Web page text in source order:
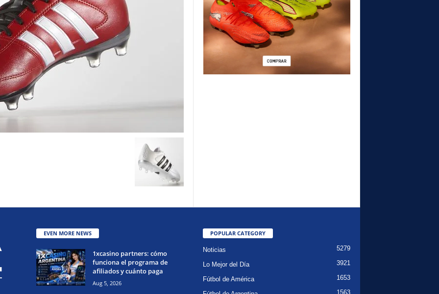
EVEN MORE NEWS
1xcasino partners: cómo
funciona el programa de
afiliados y cuánto paga
Aug 5, 2026
POPULAR CATEGORY
Noticias 5279
Lo Mejor del Día 3921
Fútbol de América 1653
1563